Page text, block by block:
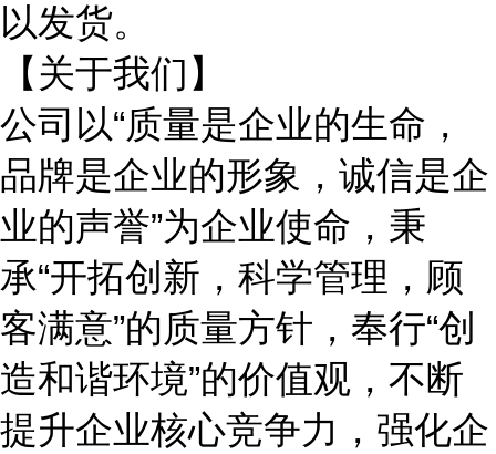
以发货。
【关于我们】
公司以“质量是企业的生命，
品牌是企业的形象，诚信是企
业的声誉”为企业使命，秉
承“开拓创新，科学管理，顾
客满意”的质量方针，奉行“创
造和谐环境”的价值观，不断
提升企业核心竞争力，强化企